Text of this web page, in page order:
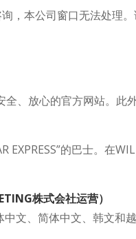
，本公司窗口无法处理
全、放心的官方网站。
EXPRESS”的巴士。
株式会社运营）
中文、简体中文、韩文和